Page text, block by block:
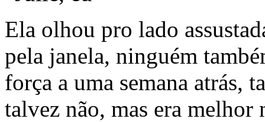
Ela olhou pro lado
pela janela, ninguém
força a uma semana atrás,
talvez não, mas era melhor